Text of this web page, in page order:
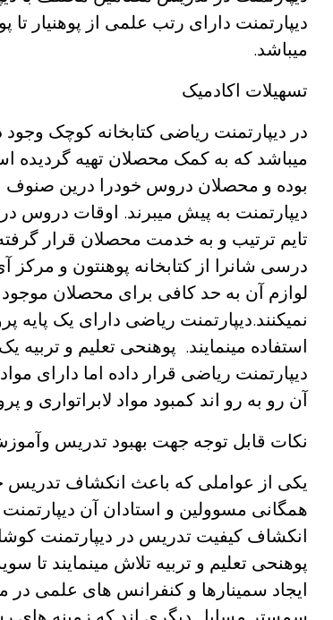
دیپارتمنت دارای رتب علمی از پوهنیار
میباشد.
تسهیلات اکادمیک
در دیپارتمنت ریاضی کتابخانه کوچک
میباشد که به کمک محصلان تهیه
بوده و محصلان دروس خودرا درین صنوف
دیپارتمنت به پیش میبرند. اوقات دروس
تایم ترتیب و به خدمت محصلان قرار
درسی شانرا از کتابخانه پوهنتون و
لوازم آن به حد کافی برای محصلان
نمیکنند.دیپارتمنت ریاضی دارای یک پایه
استفاده مینمایند. پوهنحی تعلیم و تربیه
دیپارتمنت ریاضی قرار داده اما دارای
آن رو به رو اند کمبود مواد لابراتواری و
نکات قابل توجه جهت بهبود تدریس
یکی از عواملی که باعث انکشاف تدریس
همگانی مسوولین و استادان آن
انکشاف کیفیت تدریس در دیپارتمنت
پوهنحی تعلیم و تربیه تلاش مینمایند تا
ایجاد سمینارها و کنفرانس های علمی